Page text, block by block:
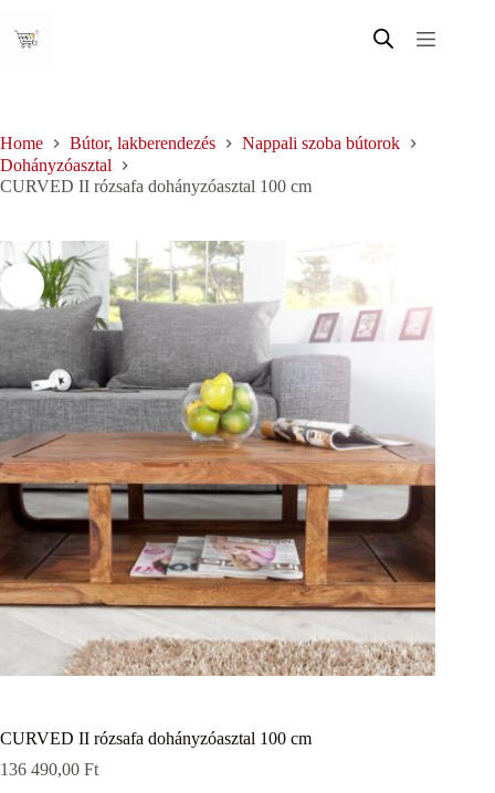
content
Home Bútor, lakberendezés
Nappali szoba bútorok
Dohányzóasztal
CURVED II rózsafa dohányzóasztal 100 cm
CURVED II rózsafa dohányzóasztal 100 cm
136 490,00 Ft